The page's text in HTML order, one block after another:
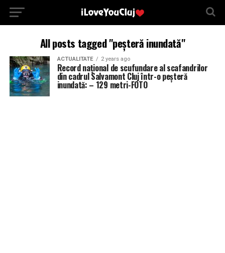
All posts tagged "peșteră inundată"
ACTUALITATE 2 years ago
Record național de scufundare al scafandrilor
din cadrul Salvamont Cluj într-o peșteră
inundată: – 129 metri-FOTO